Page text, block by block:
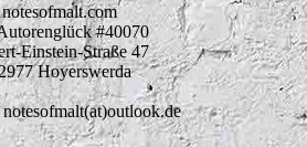
notesofmalt.com
#40070
Einstein-Straße 47
Hoyerswerda